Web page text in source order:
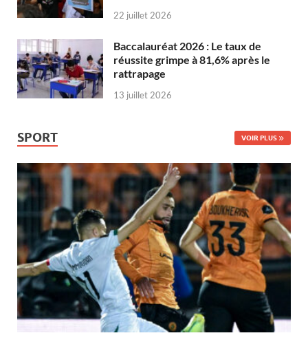
22 juillet 2026
Baccalauréat 2026 : Le taux de
réussite grimpe à 81,6% après le
rattrapage
13 juillet 2026
SPORT VOIR PLUS